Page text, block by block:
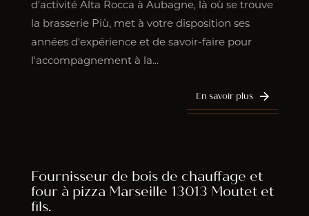
d'activité Alta Rocca à Aubagne, là où se trouve
la brasserie Più, met à votre disposition ses
années d'expérience et de savoir-faire pour
l'accompagnement à la...
En savoir plus
Fournisseur de bois de chauffage et
four à pizza Marseille 13013 Moutet et
fils.